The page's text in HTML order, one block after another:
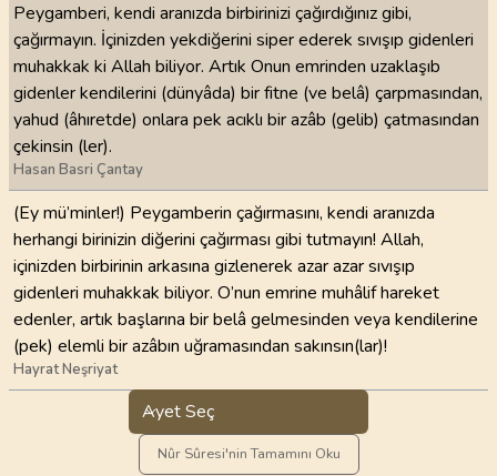
Peygamberi, kendi aranızda birbirinizi çağırdığınız gibi,
çağırmayın. İçinizden yekdiğerini siper ederek sıvışıp gidenleri
muhakkak ki Allah biliyor. Artık Onun emrinden uzaklaşıb
gidenler kendilerini (dünyâda) bir fitne (ve belâ) çarpmasından,
yahud (âhıretde) onlara pek acıklı bir azâb (gelib) çatmasından
çekinsin (ler).
Hasan Basri Çantay
(Ey mü’minler!) Peygamberin çağırmasını, kendi aranızda
herhangi birinizin diğerini çağırması gibi tutmayın! Allah,
içinizden birbirinin arkasına gizlenerek azar azar sıvışıp
gidenleri muhakkak biliyor. O’nun emrine muhâlif hareket
edenler, artık başlarına bir belâ gelmesinden veya kendilerine
(pek) elemli bir azâbın uğramasından sakınsın(lar)!
Hayrat Neşriyat
Ayet Seç
Nûr Sûresi'nin Tamamını Oku